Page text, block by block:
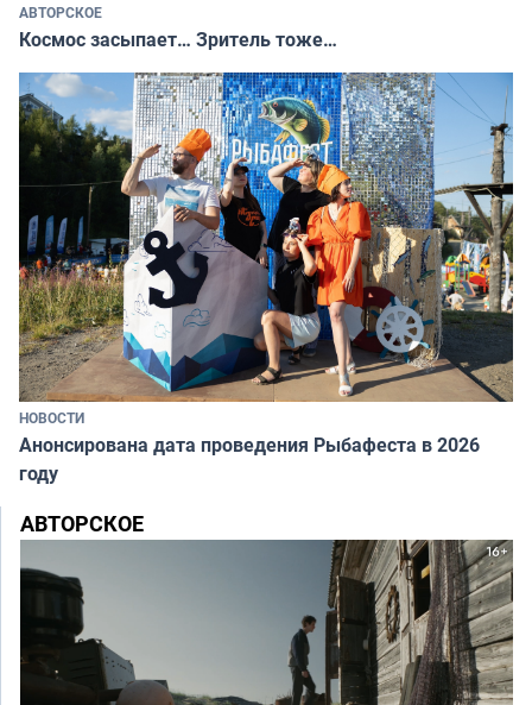
АВТОРСКОЕ
Космос засыпает… Зритель тоже…
НОВОСТИ
Анонсирована дата проведения Рыбафеста в 2026
году
АВТОРСКОЕ